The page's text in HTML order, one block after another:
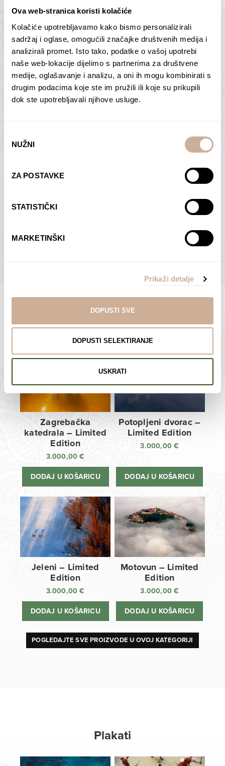
Ova web-stranica koristi kolačiće
Kolačiće upotrebljavamo kako bismo personalizirali
sadržaj i oglase, omogućili značajke društvenih medija i
analizirali promet. Isto tako, podatke o vašoj upotrebi
naše web-lokacije dijelimo s partnerima za društvene
medije, oglašavanje i analizu, a oni ih mogu kombinirati s
drugim podacima koje ste im pružili ili koje su prikupili
dok ste upotrebljavali njihove usluge.
pristanka
NUŽNI
ZA POSTAVKE
STATISTIČKI
MARKETINŠKI
Prikaži detalje
DOPUSTI SVE
DOPUSTI SELEKTIRANJE
USKRATI
Butan – ljudi 2
75,00€ – 138,00€Raspon
cijena:
od
75,00 €
138,00 €
ODABERI OPCIJE
Antarktika – krajolik
2
75,00€ – 138,00€Raspon
cijena:
od
ODABERI OPCIJE
Dolac
ODABERI OPCIJE
Moreškanti – sjena
€Raspon
od
75,00 €
do
138,00 €
ODABERI OPCIJE
POGLEDAJTE SVE PROIZVODE U OVOJ KATEGORIJI
Limited Edition Fotografije
Zagrebačka
katedrala – Limited
Edition
3.000,00€
DODAJ U KOŠARICU
Potopljeni dvorac –
Limited Edition
3.000,00€
DODAJ U KOŠARICU
Jeleni – Limited
Edition
3.000,00€
DODAJ U KOŠARICU
Motovun – Limited
Edition
3.000,00€
DODAJ U KOŠARICU
POGLEDAJTE SVE PROIZVODE U OVOJ KATEGORIJI
Plakati